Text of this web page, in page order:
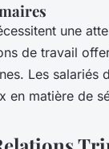
une
de travail
Les salariés
en matière de